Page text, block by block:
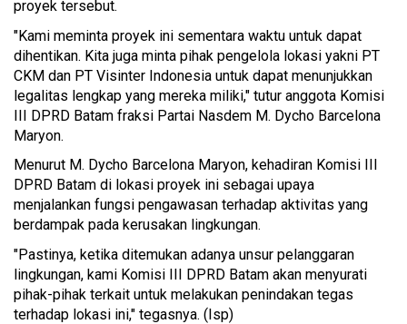
proyek tersebut.
"Kami meminta proyek ini sementara waktu untuk dapat
dihentikan. Kita juga minta pihak pengelola lokasi yakni PT
CKM dan PT Visinter Indonesia untuk dapat menunjukkan
legalitas lengkap yang mereka miliki," tutur anggota Komisi
III DPRD Batam fraksi Partai Nasdem M. Dycho Barcelona
Maryon.
Menurut M. Dycho Barcelona Maryon, kehadiran Komisi III
DPRD Batam di lokasi proyek ini sebagai upaya
menjalankan fungsi pengawasan terhadap aktivitas yang
berdampak pada kerusakan lingkungan.
"Pastinya, ketika ditemukan adanya unsur pelanggaran
lingkungan, kami Komisi III DPRD Batam akan menyurati
pihak-pihak terkait untuk melakukan penindakan tegas
terhadap lokasi ini," tegasnya. (Isp)